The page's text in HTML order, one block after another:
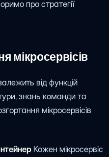
про стратегії
мікросервісів
від функцій
знань команди та
мікросервісів
Кожен мікросервіс